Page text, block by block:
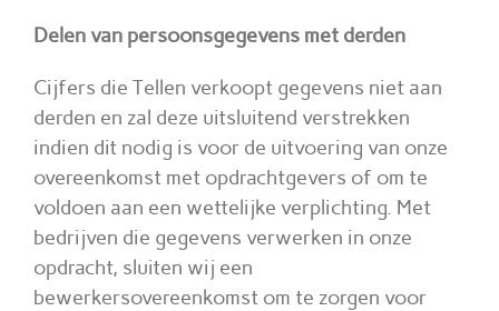
Delen van persoonsgegevens met derden
Cijfers die Tellen verkoopt gegevens niet aan
derden en zal deze uitsluitend verstrekken
indien dit nodig is voor de uitvoering van onze
overeenkomst met opdrachtgevers of om te
voldoen aan een wettelijke verplichting. Met
bedrijven die gegevens verwerken in onze
opdracht, sluiten wij een
bewerkersovereenkomst om te zorgen voor